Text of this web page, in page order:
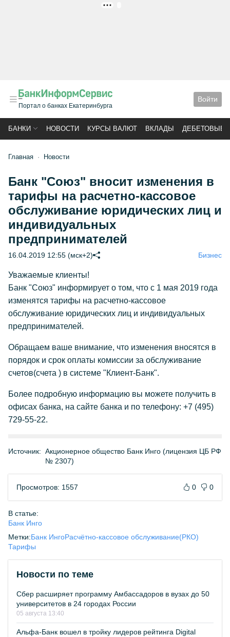
Портал о банках Екатеринбурга
Войти
БАНКИ НОВОСТИ КУРСЫ ВАЛЮТ ВКЛАДЫ ДЕБЕТОВЫЕ
Главная Новости
Банк "Союз" вносит изменения в
тарифы на расчетно-кассовое
обслуживание юридических лиц и
индивидуальных
предпринимателей
16.04.2019 12:55 (мск+2) Бизнес
Уважаемые клиенты!
Банк "Союз" информирует о том, что с 1 мая 2019 года
изменятся тарифы на расчетно-кассовое
обслуживание юридических лиц и индивидуальных
предпринимателей.
Обращаем ваше внимание, что изменения вносятся в
порядок и срок оплаты комиссии за обслуживание
счетов(счета ) в системе "Клиент-Банк".
Более подробную информацию вы можете получить в
офисах банка, на сайте банка и по телефону: +7 (495)
729-55-22.
Источник: Акционерное общество Банк Инго (лицензия ЦБ РФ
№ 2307)
Просмотров: 1557 0 0
В статье:
Банк Инго
Метки:Банк ИнгоРасчётно-кассовое обслуживание(РКО)
Тарифы
Новости по теме
Сбер расширяет программу Амбассадоров в вузах до 50
университетов в 24 городах России
05 августа 13:40
Альфа-Банк вошел в тройку лидеров рейтинга Digital